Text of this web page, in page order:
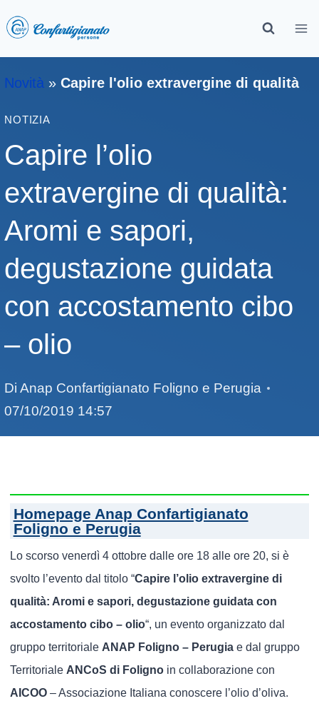
Novità »Capire l'olio extravergine di qualità
NOTIZIA
Capire l’olio
extravergine di qualità:
Aromi e sapori,
degustazione guidata
con accostamento cibo
– olio
Di Anap Confartigianato Foligno e Perugia
07/10/2019 14:57
Homepage Anap Confartigianato
Foligno e Perugia
Lo scorso venerdì 4 ottobre dalle ore 18 alle ore 20, si è
svolto l’evento dal titolo “Capire l’olio extravergine di
qualità: Aromi e sapori, degustazione guidata con
accostamento cibo – olio“, un evento organizzato dal
gruppo territorialeANAP Foligno – Perugia e dal gruppo
TerritorialeANCoS di Foligno in collaborazione con
AICOO – Associazione Italiana conoscere l’olio d’oliva.